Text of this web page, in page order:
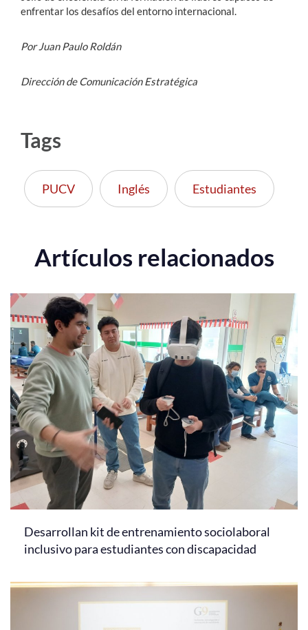
enfrentar los desafíos del entorno internacional.
Por Juan Paulo Roldán
Dirección de Comunicación Estratégica
Tags
PUCV Inglés Estudiantes
Artículos relacionados
Desarrollan kit de entrenamiento sociolaboral
inclusivo para estudiantes con discapacidad